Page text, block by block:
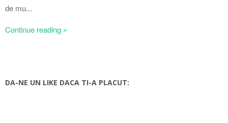
de mu...
Continue reading »
DA-NE UN LIKE DACA TI-A PLACUT: